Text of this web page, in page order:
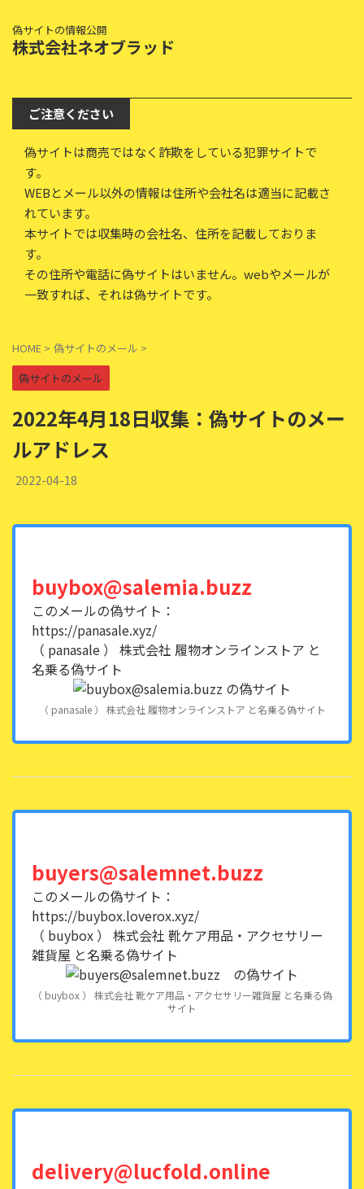
偽サイトの情報公開
株式会社ネオブラッド
ご注意ください
偽サイトは商売ではなく詐欺をしている犯罪サイトで
す。
WEBとメール以外の情報は住所や会社名は適当に記載さ
れています。
本サイトでは収集時の会社名、住所を記載しておりま
す。
その住所や電話に偽サイトはいません。webやメールが
一致すれば、それは偽サイトです。
HOME > 偽サイトのメール >
偽サイトのメール
2022年4月18日収集：偽サイトのメー
ルアドレス
2022-04-18
buybox@salemia.buzz
このメールの偽サイト：
https://panasale.xyz/
（ panasale ） 株式会社 履物オンラインストア と
名乗る偽サイト
（ panasale ） 株式会社 履物オンラインストア と名乗る偽サイト
buyers@salemnet.buzz
このメールの偽サイト：
https://buybox.loverox.xyz/
（ buybox ） 株式会社 靴ケア用品・アクセサリー
雑貨屋 と名乗る偽サイト
（ buybox ） 株式会社 靴ケア用品・アクセサリー雑貨屋 と名乗る偽
サイト
delivery@lucfold.online